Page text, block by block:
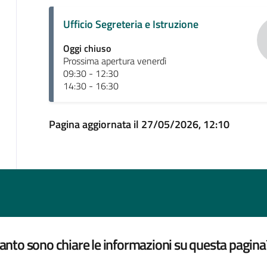
Ufficio Segreteria e Istruzione
Oggi chiuso
Prossima apertura venerdì
09:30 - 12:30
14:30 - 16:30
Pagina aggiornata il 27/05/2026, 12:10
sono chiare le informazioni su questa